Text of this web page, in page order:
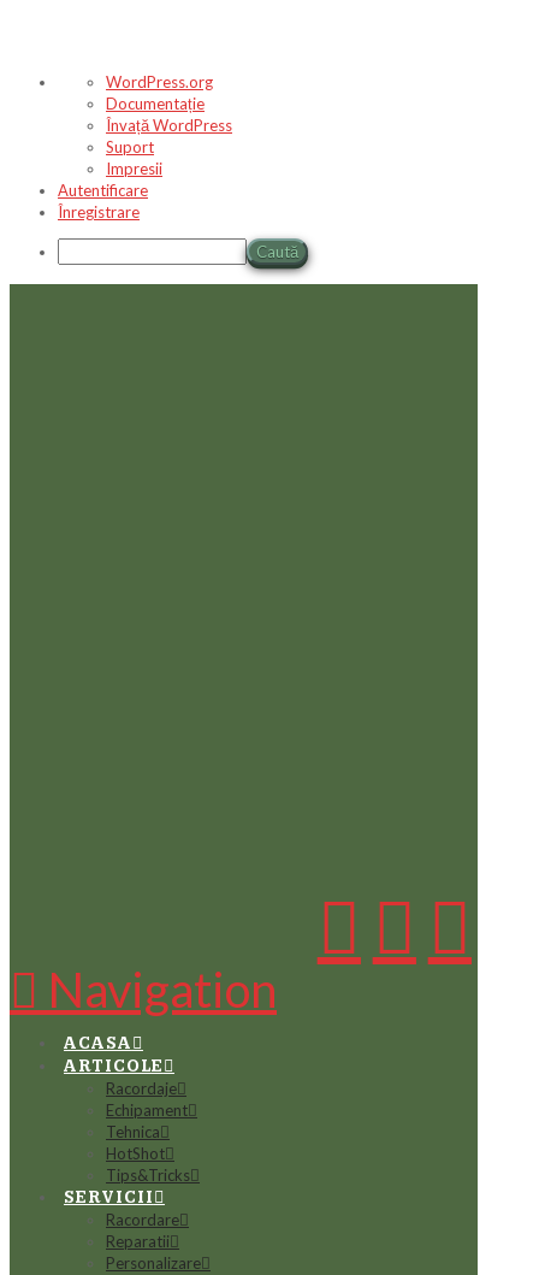
Despre
WordPress
WordPress.org
Documentație
Învață WordPress
Suport
Impresii
Autentificare
Înregistrare
Caută
Navigation
ACASA
ARTICOLE
Racordaje
Echipament
Tehnica
HotShot
Tips&Tricks
SERVICII
Racordare
Reparatii
Personalizare